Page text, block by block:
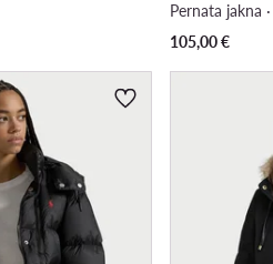
Pernata jakna
105,00€